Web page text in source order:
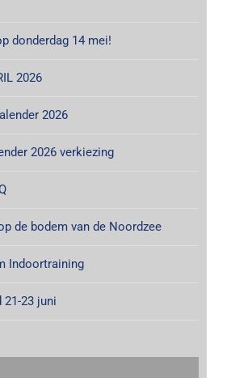
donderdag 14 mei!
2026
2026
2026 verkiezing
de bodem van de Noordzee
Indoortraining
21-23 juni